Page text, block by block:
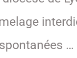
…